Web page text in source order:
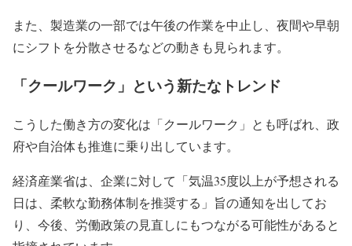
また、製造業の一部では午後の作業を中止し、夜間や早朝
にシフトを分散させるなどの動きも見られます。
「クールワーク」という新たなトレンド
こうした働き方の変化は「クールワーク」とも呼ばれ、政
府や自治体も推進に乗り出しています。
経済産業省は、企業に対して「気温35度以上が予想される
日は、柔軟な勤務体制を推奨する」旨の通知を出してお
り、今後、労働政策の見直しにもつながる可能性があると